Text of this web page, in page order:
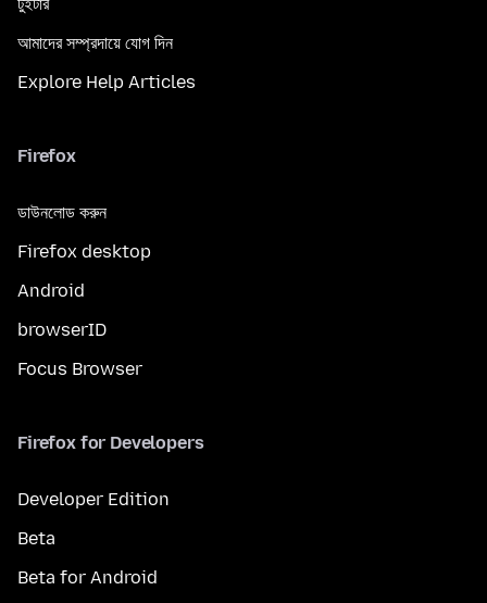
টুইটার
আমাদের সম্প্রদায়ে যোগ দিন
Explore Help Articles
Firefox
ডাউনলোড করুন
Firefox desktop
Android
browserID
Focus Browser
Firefox for Developers
Developer Edition
Beta
Beta for Android